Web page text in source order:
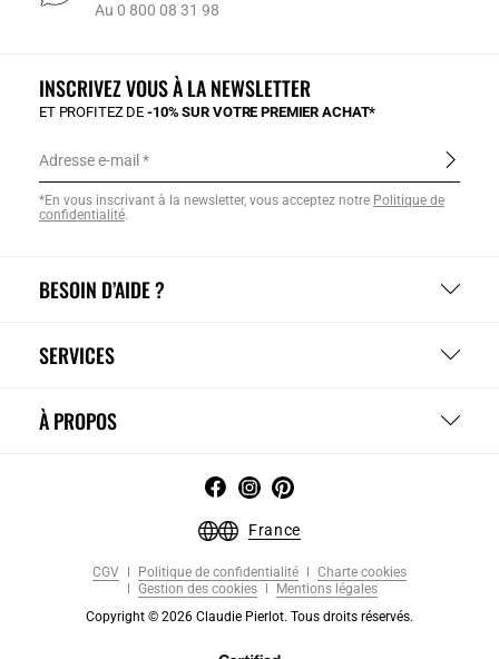
Au 0 800 08 31 98
BESOIN D’AIDE ?
SERVICES
À PROPOS
INSCRIVEZ VOUS À LA NEWSLETTER
ET PROFITEZ DE-10% SUR VOTRE PREMIER ACHAT*
Adresse e-mail
*En vous inscrivant à la newsletter, vous acceptez notre Politique de
confidentialité.
France
CGV Politique de confidentialité
Charte cookies
Gestion des cookies
Mentions légales
Copyright © 2026 Claudie Pierlot. Tous droits réservés.